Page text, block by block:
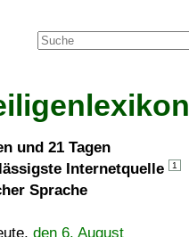
und 21 Tagen
Internetquelle
1
Sprache
den 6. August